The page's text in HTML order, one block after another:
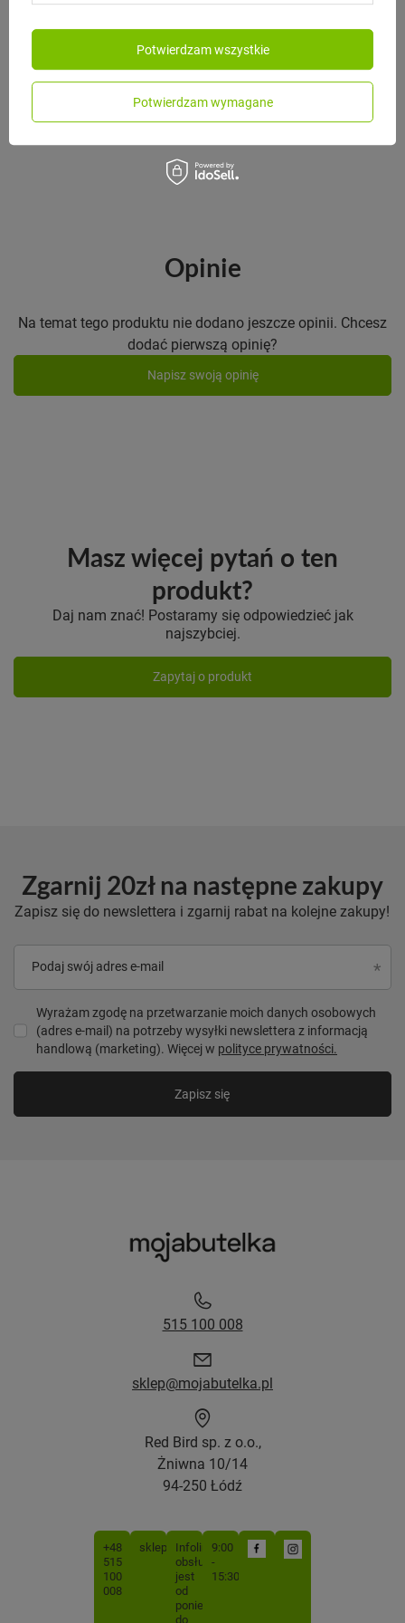
Monbento Torba MonBento
Pochette M Graphic Jungle
55,00 zł / szt.
Opinie
Na temat tego produktu nie dodano jeszcze opinii. Chcesz
dodać pierwszą opinię?
Napisz swoją opinię
Masz więcej pytań o ten
produkt?
Daj nam znać! Postaramy się odpowiedzieć jak
najszybciej.
Zapytaj o produkt
Zgarnij 20zł na następne zakupy
Zapisz się do newslettera i zgarnij rabat na kolejne zakupy!
Podaj swój adres e-mail
Wyrażam zgodę na przetwarzanie moich danych osobowych
(adres e-mail) na potrzeby wysyłki newslettera z informacją
handlową (marketing). Więcej w polityce prywatności.
Zapisz się
515 100 008
sklep@mojabutelka.pl
Red Bird sp. z o.o.,
Żniwna 10/14
94-250 Łódź
+48
515
100
008
sklep@mojabutelka.pl
Infolinia
obsługiwana
jest
od
poniedziałku
9:00
-
15:30
Potwierdzam wymagane
Potwierdzam wszystkie